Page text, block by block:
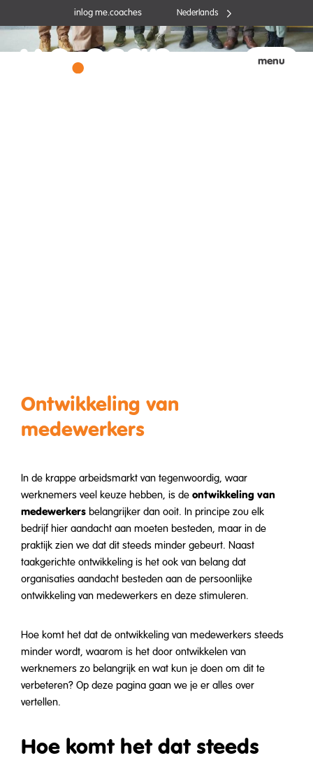
naar
inlog me.coaches Nederlands
menu
Ontwikkeling van
medewerkers
In de krappe arbeidsmarkt van tegenwoordig, waar
werknemers veel keuze hebben, is de ontwikkeling van
medewerkers belangrijker dan ooit. In principe zou elk
bedrijf hier aandacht aan moeten besteden, maar in de
praktijk zien we dat dit steeds minder gebeurt. Naast
taakgerichte ontwikkeling is het ook van belang dat
organisaties aandacht besteden aan de persoonlijke
ontwikkeling van medewerkers en deze stimuleren.
Hoe komt het dat de ontwikkeling van medewerkers steeds
minder wordt, waarom is het door ontwikkelen van
werknemers zo belangrijk en wat kun je doen om dit te
verbeteren? Op deze pagina gaan we je er alles over
vertellen.
Hoe komt het dat steeds